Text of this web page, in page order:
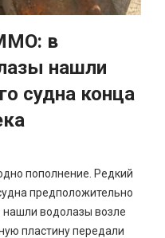
в
нашли
судна конца
пополнение. Редкий
предположительно
нашли водолазы возле
пластину передали